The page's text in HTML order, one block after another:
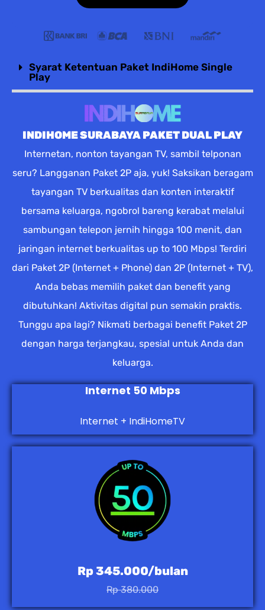
Syarat Ketentuan Paket IndiHome Single
Play
INDIHOME SURABAYA PAKET DUAL PLAY
Internetan, nonton tayangan TV, sambil telponan
seru? Langganan Paket 2P aja, yuk! Saksikan beragam
tayangan TV berkualitas dan konten interaktif
bersama keluarga, ngobrol bareng kerabat melalui
sambungan telepon jernih hingga 100 menit, dan
jaringan internet berkualitas up to 100 Mbps! Terdiri
dari Paket 2P (Internet + Phone) dan 2P (Internet + TV),
Anda bebas memilih paket dan benefit yang
dibutuhkan! Aktivitas digital pun semakin praktis.
Tunggu apa lagi? Nikmati berbagai benefit Paket 2P
dengan harga terjangkau, spesial untuk Anda dan
keluarga.
Internet 50 Mbps
Internet + IndiHomeTV
Rp 345.000/bulan
Rp 380.000